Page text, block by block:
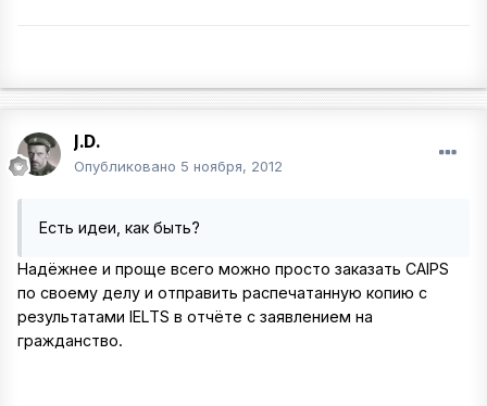
J.D.
Опубликовано 5 ноября, 2012
Есть идеи, как быть?
Надёжнее и проще всего можно просто заказать CAIPS
по своему делу и отправить распечатанную копию с
результатами IELTS в отчёте с заявлением на
гражданство.